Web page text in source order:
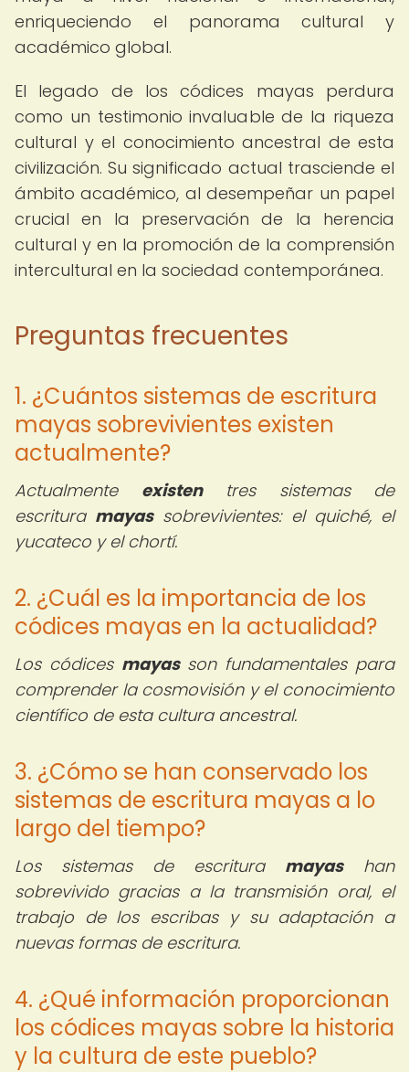
enriqueciendo el panorama cultural y
académico global.
El legado de los códices mayas perdura
como un testimonio invaluable de la riqueza
cultural y el conocimiento ancestral de esta
civilización. Su significado actual trasciende el
ámbito académico, al desempeñar un papel
crucial en la preservación de la herencia
cultural y en la promoción de la comprensión
intercultural en la sociedad contemporánea.
Preguntas frecuentes
1. ¿Cuántos sistemas de escritura
mayas sobrevivientes existen
actualmente?
Actualmente existentres sistemas de
escritura mayassobrevivientes: el quiché, el
yucateco y el chortí.
2. ¿Cuál es la importancia de los
códices mayas en la actualidad?
Los códices mayasson fundamentales para
comprender la cosmovisión y el conocimiento
científico de esta cultura ancestral.
3. ¿Cómo se han conservado los
sistemas de escritura mayas a lo
largo del tiempo?
Los sistemas de escritura mayashan
sobrevivido gracias a la transmisión oral, el
trabajo de los escribas y su adaptación a
nuevas formas de escritura.
4. ¿Qué información proporcionan
los códices mayas sobre la historia
y la cultura de este pueblo?